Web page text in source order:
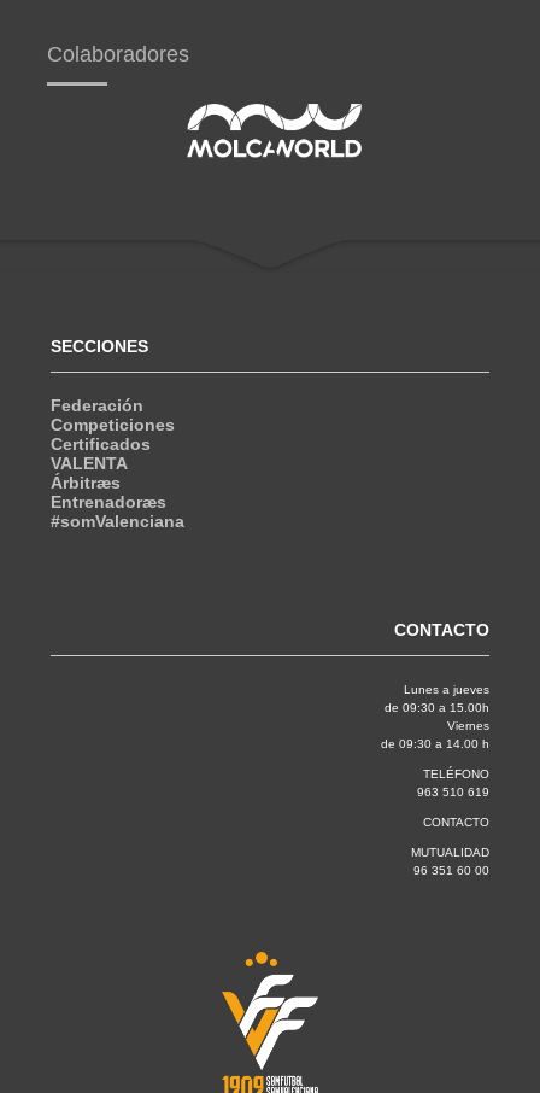
Colaboradores
SECCIONES
Federación
Competiciones
Certificados
VALENTA
Árbitræs
Entrenadoræs
#somValenciana
CONTACTO
Lunes a jueves
de 09:30 a 15.00h
Viernes
de 09:30 a 14.00 h
TELÉFONO
963 510 619
CONTACTO
MUTUALIDAD
96 351 60 00